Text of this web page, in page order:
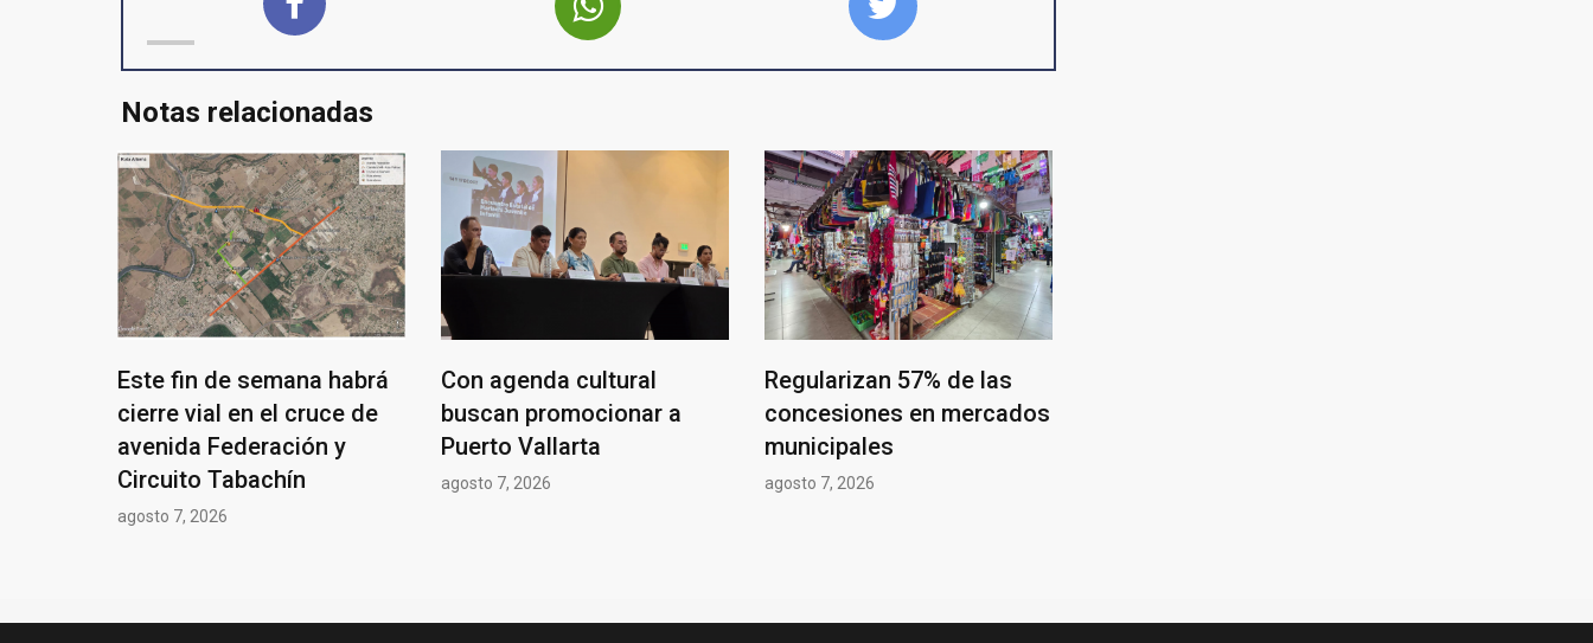
Notas relacionadas
Este fin de semana habrá
cierre vial en el cruce de
avenida Federación y
Circuito Tabachín
agosto 7, 2026
Con agenda cultural
buscan promocionar a
Puerto Vallarta
agosto 7, 2026
Regularizan 57% de las
concesiones en mercados
municipales
agosto 7, 2026